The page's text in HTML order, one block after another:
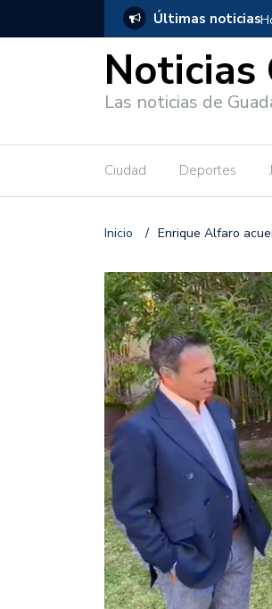
Últimas noticias
salió de los separos sin lesiones graves
Noticias
Las noticias de
Ciudad Deportes
Inicio / Enrique Alfaro